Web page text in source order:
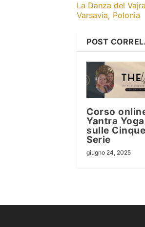
La Danza del
Varsavia, Polonia
POST
Corso
Yantra Yoga
sulle Cinque
Serie
giugno 24, 2025